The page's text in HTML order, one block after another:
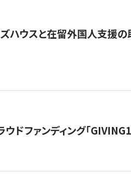
ハウスと在留外国人支援
ドファンディング「